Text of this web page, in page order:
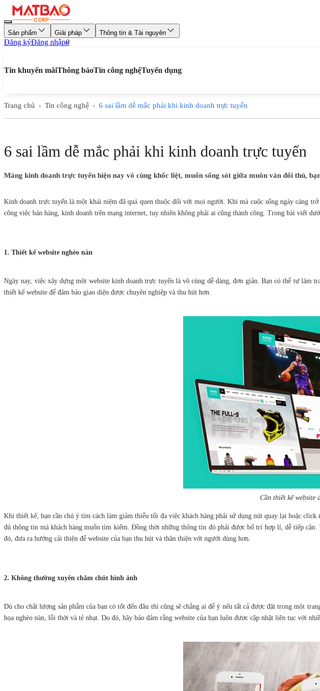
Sản phẩm Giải pháp Thông tin & Tài nguyên
Đăng kýĐăng nhập0
Tin khuyến mãiThông báoTin công nghệTuyển dụng
Trang chủ › Tin công nghệ › 6 sai lầm dễ mắc phải khi kinh doanh trực tuyến
6 sai lầm dễ mắc phải khi kinh doanh trực tuyến
Mảng kinh doanh trực tuyến hiện nay vô cùng khốc liệt, muốn sống sót giữa muôn vàn đối thủ,
Kinh doanh trực tuyến là một khái niệm đã quá quen thuộc đối với mọi người. Khi mà cuộc sống ngày càng
công việc bán hàng, kinh doanh trên mạng internet, tuy nhiên không phải ai cũng thành công. Trong bài viết
1. Thiết kế website nghèo nàn
Ngày nay, việc xây dựng một website kinh doanh trực tuyến là vô cùng dễ dàng, đơn giản. Bạn có thể tự làm
thiết kế website để đảm bảo giao diện được chuyên nghiệp và thu hút hơn.
Cần thiết kế
Khi thiết kế, bạn cần chú ý tìm cách làm giảm thiểu tối đa việc khách hàng phải sử dụng nút quay lại hoặc
đủ thông tin mà khách hàng muốn tìm kiếm. Đồng thời những thông tin đó phải được bố trí hợp lí, dễ tiếp
đó, đưa ra hướng cải thiện để website của bạn thu hút và thân thiện với người dùng hơn.
2. Không thường xuyên chăm chút hình ảnh
Dù cho chất lượng sản phẩm của bạn có tốt đến đâu thì cũng sẽ chẳng ai để ý nếu tất cả được đặt trong một
họa nghèo nàn, lỗi thời và tẻ nhạt. Do đó, hãy bảo đảm rằng website của bạn luôn được cập nhật liên tục với